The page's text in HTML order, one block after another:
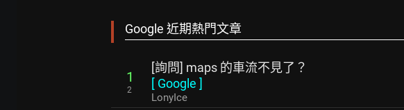
Google 近期熱門文章
1
2
[詢問] maps 的車流不見了？
[ Google ]
LonyIce